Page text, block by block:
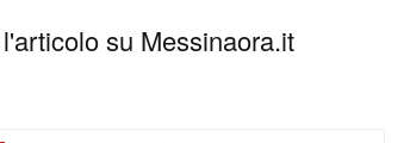
su Messinaora.it